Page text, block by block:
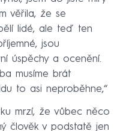
věřila, že se
lidé, ale teď ten
jsou
úspěchy a ocenění.
musíme brát
to asi neproběhne,“
mrzí, že vůbec něco
člověk v podstatě jen